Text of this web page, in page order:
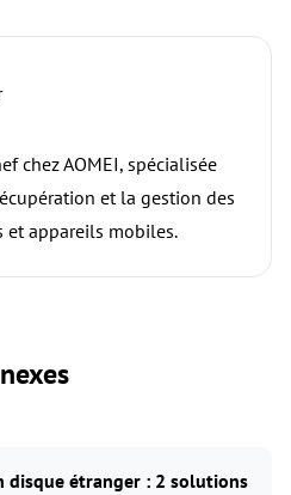
chez AOMEI, spécialisée
et la gestion des
et appareils mobiles.
étranger : 2 solutions